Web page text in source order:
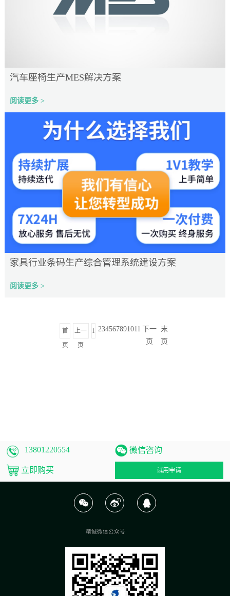
汽车座椅生产MES解决方案
阅读更多 >
家具行业条码生产综合管理系统建设方案
阅读更多 >
首
页
上一
页
1 234567891011
下一
页
末
页
13801220554 微信咨询
立即购买 试用申请
精诚微信公众号